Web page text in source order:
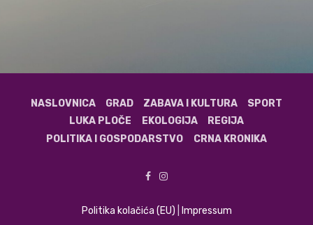
NASLOVNICA GRAD ZABAVA I KULTURA
SPORT
LUKA PLOČE
EKOLOGIJA
REGIJA
POLITIKA I GOSPODARSTVO
CRNA KRONIKA
Politika kolačića (EU) Impressum